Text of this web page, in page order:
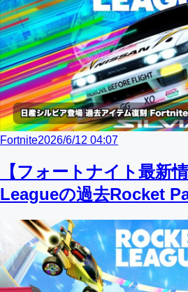
Fortnite2026/6/12 04:07
【フォートナイト最新
Leagueの過去Rocket